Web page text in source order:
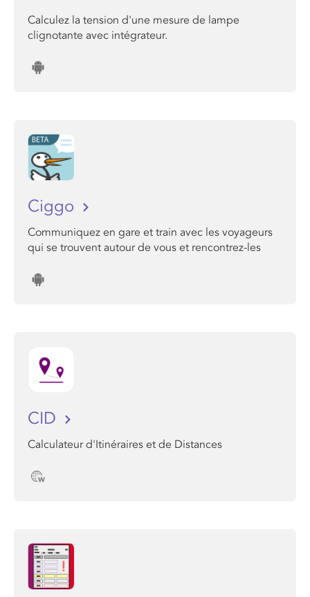
Calculez la tension d'une mesure de lampe
clignotante avec intégrateur.
Ciggo
Communiquez en gare et train avec les voyageurs
qui se trouvent autour de vous et rencontrez-les
CID
Calculateur d'Itinéraires et de Distances